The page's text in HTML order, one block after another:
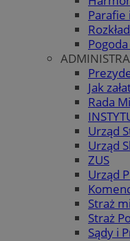
Parafie
Jak
Rada
Urząd
Urząd
ZUS
Urząd
Straż
Straż
Sądy i